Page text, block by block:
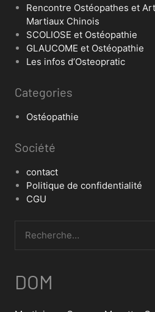
Rencontre Ostéopathes et
Martiaux Chinois
SCOLIOSE et Ostéopathie
GLAUCOME et Ostéopathie
Les infos d’Osteopratic
Categories
Ostéopathie
Société
contact
Politique de confidentialité
CGU
DOM